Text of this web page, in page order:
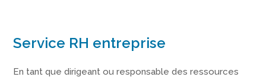
Service RH entreprise
En tant que dirigeant ou responsable des ressources